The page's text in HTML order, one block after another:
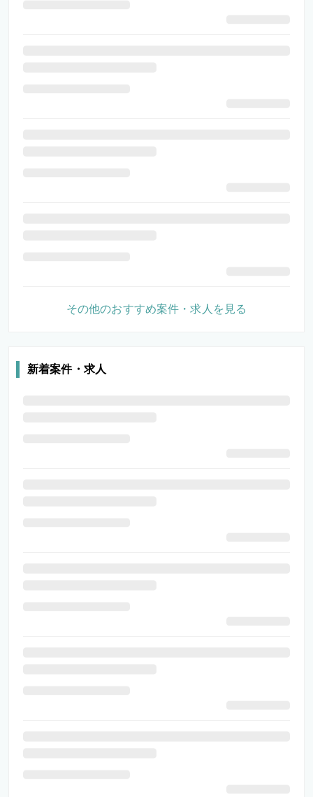
その他のおすすめ案件・求人を見る
新着案件・求人